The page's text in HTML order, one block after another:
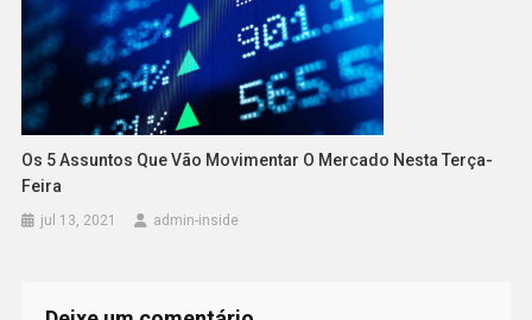
Os 5 Assuntos Que Vão Movimentar O Mercado Nesta Terça-
Feira
jul 13, 2021 admin-inside